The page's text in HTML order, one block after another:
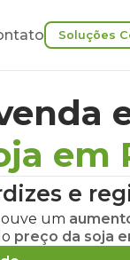
Soluções
em
e
um
preço da soja